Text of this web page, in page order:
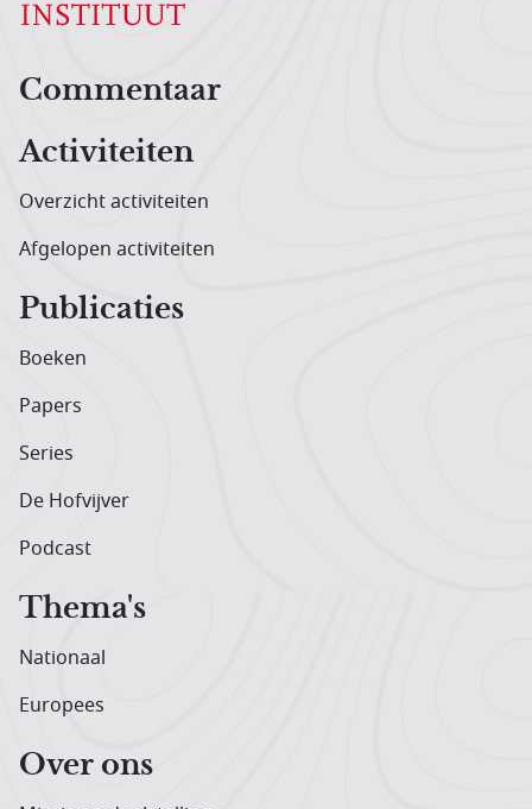
Hoofdnavigatiemenu
Commentaar
Activiteiten
Overzicht activiteiten
Afgelopen activiteiten
Publicaties
Boeken
Papers
Series
De Hofvijver
Podcast
Thema's
Nationaal
Europees
Over ons